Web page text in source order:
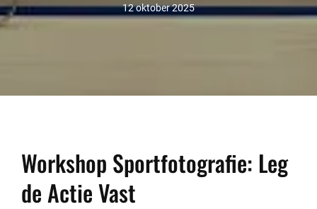
12 oktober 2025
Workshop Sportfotografie: Leg
de Actie Vast